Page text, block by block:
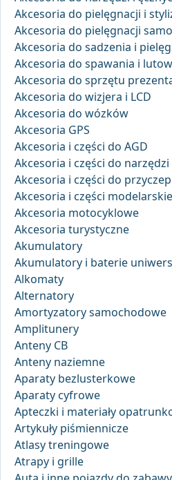
Akcesoria do pielęgnacji i
Akcesoria do pielęgnacji
Akcesoria do sadzenia i
Akcesoria do spawania i
Akcesoria do sprzętu
Akcesoria do wizjera i LCD
Akcesoria do wózków
Akcesoria GPS
Akcesoria i części do AGD
Akcesoria i części do
Akcesoria i części do
Akcesoria i części modelarskie
Akcesoria motocyklowe
Akcesoria turystyczne
Akumulatory
Akumulatory i baterie
Alkomaty
Alternatory
Amortyzatory samochodowe
Amplitunery
Anteny CB
Anteny naziemne
Aparaty bezlusterkowe
Aparaty cyfrowe
Apteczki i materiały
Artykuły piśmiennicze
Atlasy treningowe
Atrapy i grille